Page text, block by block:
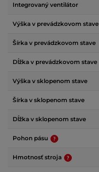
Integrovaný ventilátor
Výška v prevádzkovom stave
Šírka v prevádzkovom stave
Dĺžka v prevádzkovom stave
Výška v sklopenom stave
Šírka v sklopenom stave
Dĺžka v sklopenom stave
Pohon pásu
Hmotnosť stroja